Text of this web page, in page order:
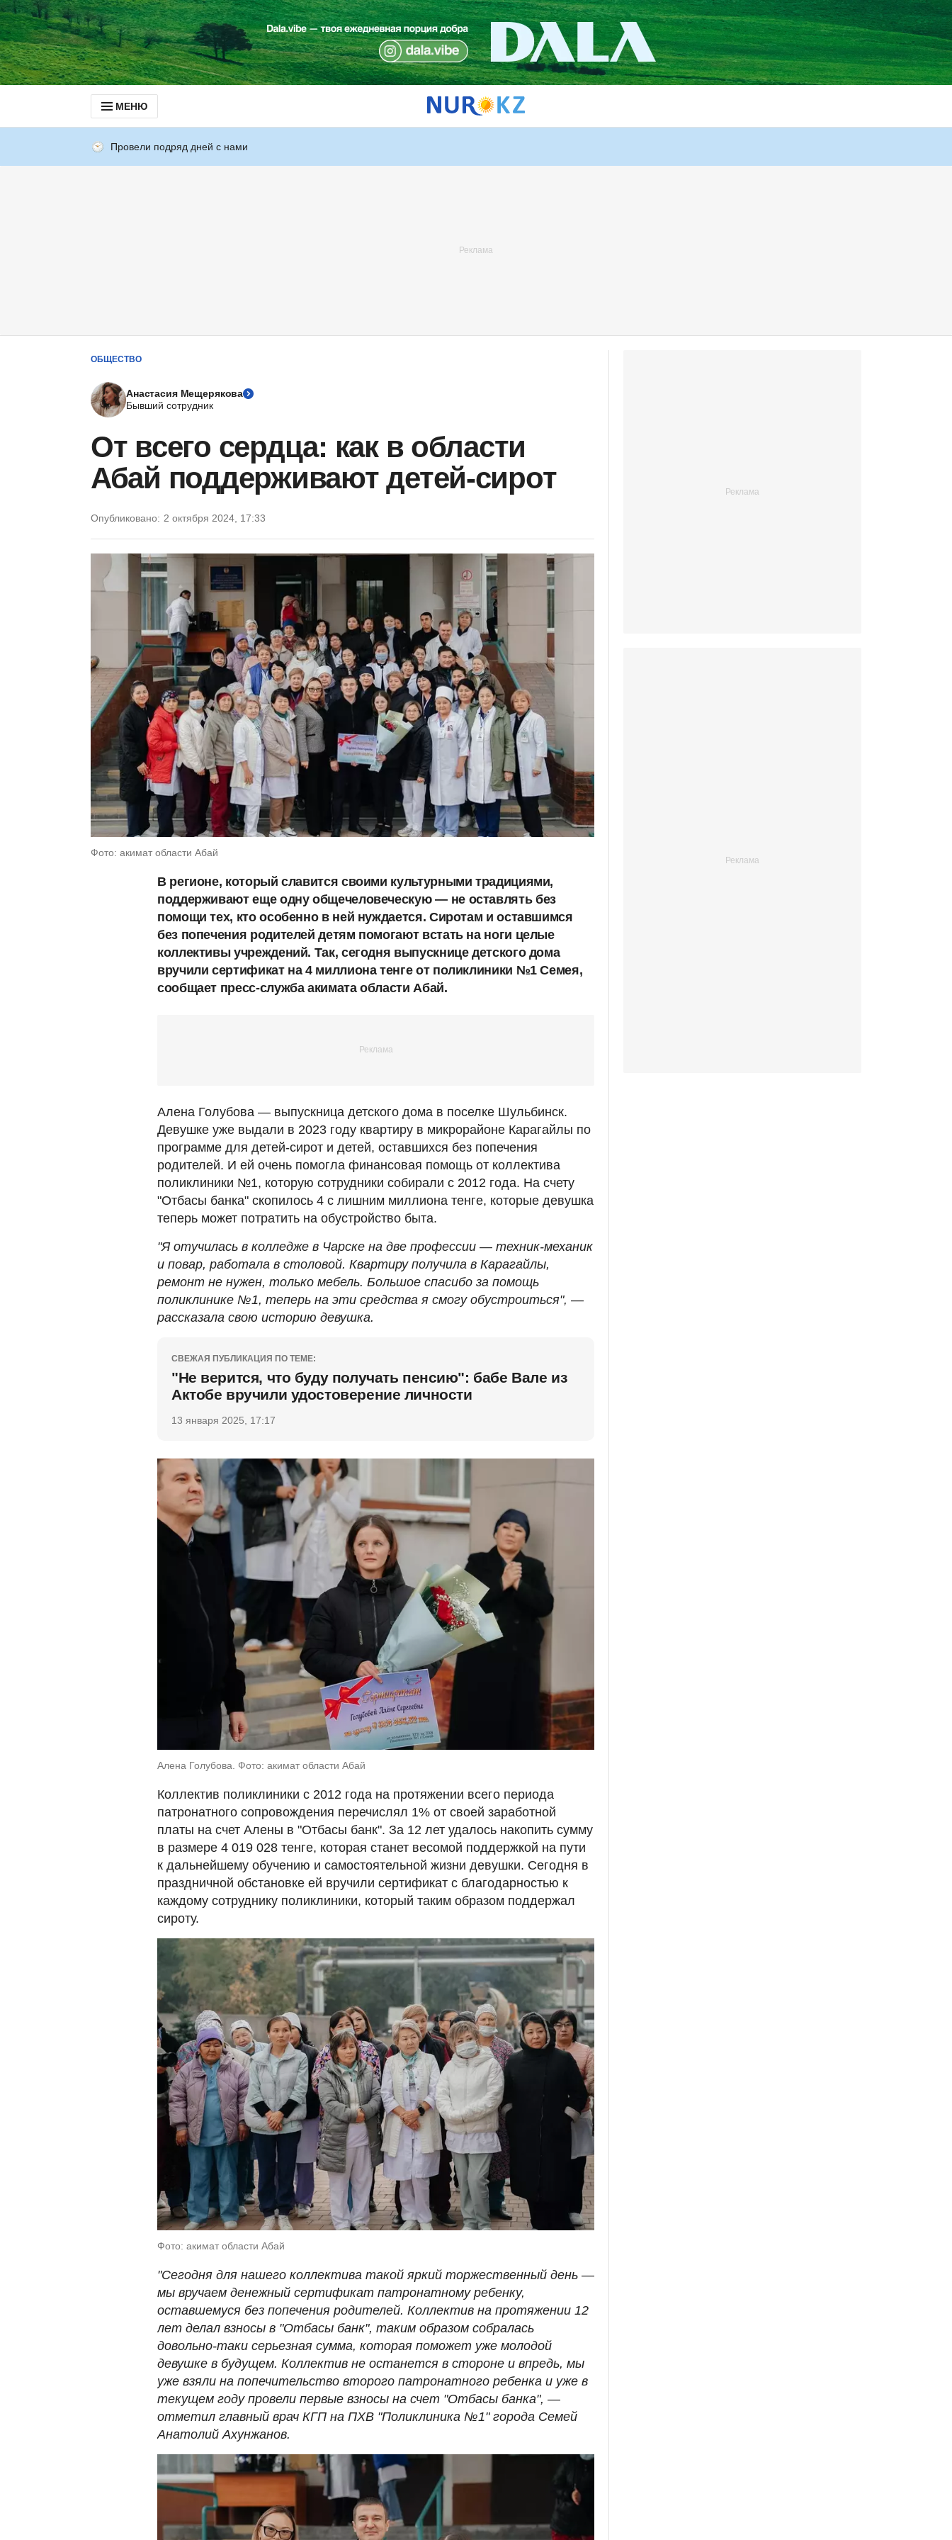
МЕНЮ
Провели подряд дней с нами
ОБЩЕСТВО
Анастасия Мещерякова
Бывший сотрудник
От всего сердца: как в области
Абай поддерживают детей-сирот
Опубликовано: 2 октября 2024, 17:33
Фото: акимат области Абай
В регионе, который славится своими культурными традициями,
поддерживают еще одну общечеловеческую — не оставлять без
помощи тех, кто особенно в ней нуждается. Сиротам и оставшимся
без попечения родителей детям помогают встать на ноги целые
коллективы учреждений. Так, сегодня выпускнице детского дома
вручили сертификат на 4 миллиона тенге от поликлиники №1 Семея,
сообщает пресс-служба акимата области Абай.
Алена Голубова — выпускница детского дома в поселке Шульбинск.
Девушке уже выдали в 2023 году квартиру в микрорайоне Карагайлы по
программе для детей-сирот и детей, оставшихся без попечения
родителей. И ей очень помогла финансовая помощь от коллектива
поликлиники №1, которую сотрудники собирали с 2012 года. На счету
"Отбасы банка" скопилось 4 с лишним миллиона тенге, которые девушка
теперь может потратить на обустройство быта.
"Я отучилась в колледже в Чарске на две профессии — техник-механик
и повар, работала в столовой. Квартиру получила в Карагайлы,
ремонт не нужен, только мебель. Большое спасибо за помощь
поликлинике №1, теперь на эти средства я смогу обустроиться", —
рассказала свою историю девушка.
СВЕЖАЯ ПУБЛИКАЦИЯ ПО ТЕМЕ:
"Не верится, что буду получать пенсию": бабе Вале из
Актобе вручили удостоверение личности
13 января 2025, 17:17
Алена Голубова. Фото: акимат области Абай
Коллектив поликлиники с 2012 года на протяжении всего периода
патронатного сопровождения перечислял 1% от своей заработной
платы на счет Алены в "Отбасы банк". За 12 лет удалось накопить сумму
в размере 4 019 028 тенге, которая станет весомой поддержкой на пути
к дальнейшему обучению и самостоятельной жизни девушки. Сегодня в
праздничной обстановке ей вручили сертификат с благодарностью к
каждому сотруднику поликлиники, который таким образом поддержал
сироту.
Фото: акимат области Абай
"Сегодня для нашего коллектива такой яркий торжественный день —
мы вручаем денежный сертификат патронатному ребенку,
оставшемуся без попечения родителей. Коллектив на протяжении 12
лет делал взносы в "Отбасы банк", таким образом собралась
довольно-таки серьезная сумма, которая поможет уже молодой
девушке в будущем. Коллектив не останется в стороне и впредь, мы
уже взяли на попечительство второго патронатного ребенка и уже в
текущем году провели первые взносы на счет "Отбасы банка", —
отметил главный врач КГП на ПХВ "Поликлиника №1" города Семей
Анатолий Ахунжанов.